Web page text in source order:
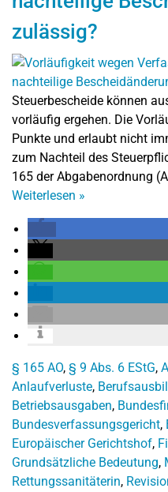
zulässig?
Steuerbescheide können
vorläufig ergehen. Die
Punkte und erlaubt nicht
zum Nachteil des
165 der Abgabenordnung
Weiterlesen »
§ 165 AO, § 9 Abs. 6 EStG,
Anlaufverluste,
Betriebsausgaben,
Bundesverfassungsgericht,
Europäischer Gerichtshof,
Grundsätzliche Bedeutung,
Rettungssanitäterin,